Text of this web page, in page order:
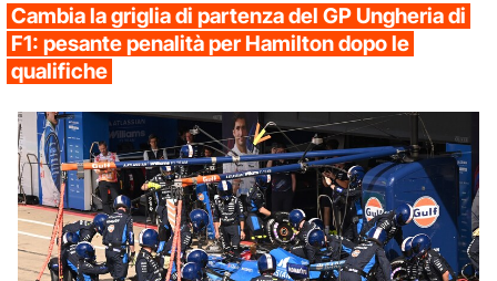
Cambia la griglia di partenza del GP Ungheria di
F1: pesante penalità per Hamilton dopo le
qualifiche